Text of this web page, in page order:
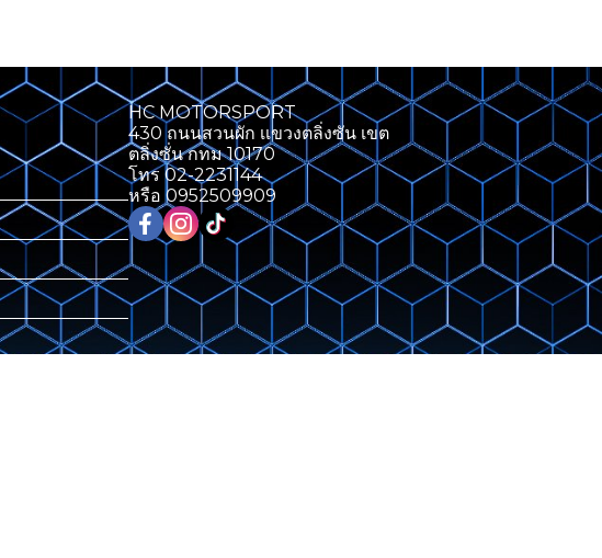
HC MOTORSPORT
430 ถนนสวนผัก เเขวงตลิ่งซัน เขต
ตลิ่งซั่น กทม 10170
โทร 02-2231144
หรือ 0952509909